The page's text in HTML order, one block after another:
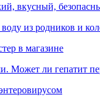
вкусный,
из родников и
в магазине
Может ли гепатит